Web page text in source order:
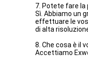
7. Potete fare la
Sì. Abbiamo un
effettuare le
di alta
8. Che cosa è il
Accettiamo